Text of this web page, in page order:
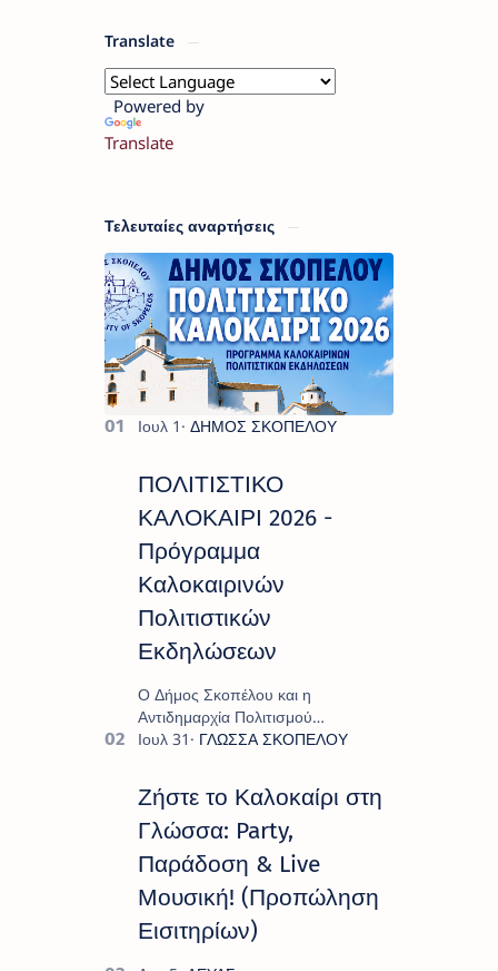
Translate
Powered by
Translate
Τελευταίες αναρτήσεις
ΠΟΛΙΤΙΣΤΙΚΟ
ΚΑΛΟΚΑΙΡΙ 2026 -
Πρόγραμμα
Καλοκαιρινών
Πολιτιστικών
Εκδηλώσεων
Ο Δήμος Σκοπέλου και η
Αντιδημαρχία Πολιτισμού
παρουσιάζουν το πρόγραμμα «
πλούσιο και πολυσυλλεκτικό
πρόγραμμα εκδ…
Ζήστε το Καλοκαίρι στη
Γλώσσα: Party,
Παράδοση & Live
Μουσική! (Προπώληση
Εισιτηρίων)